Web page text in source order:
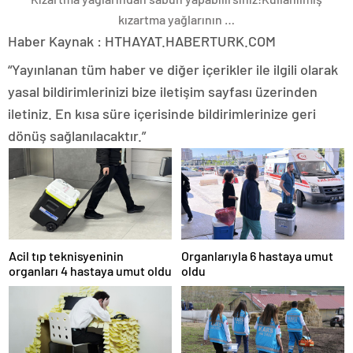
kızartma yağlarının …
Haber Kaynak : HTHAYAT.HABERTURK.COM
“Yayınlanan tüm haber ve diğer içerikler ile ilgili olarak
yasal bildirimlerinizi bize iletişim sayfası üzerinden
iletiniz. En kısa süre içerisinde bildirimlerinize geri
dönüş sağlanılacaktır.”
Acil tıp teknisyeninin
organları 4 hastaya umut oldu
Organlarıyla 6 hastaya umut
oldu